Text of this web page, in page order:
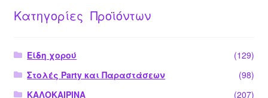
Κατηγορίες Προϊόντων
Είδη χορού
(129)
Στολές Party και Παραστάσεων
(98)
ΚΑΛΟΚΑΙΡΙΝΑ
(207)